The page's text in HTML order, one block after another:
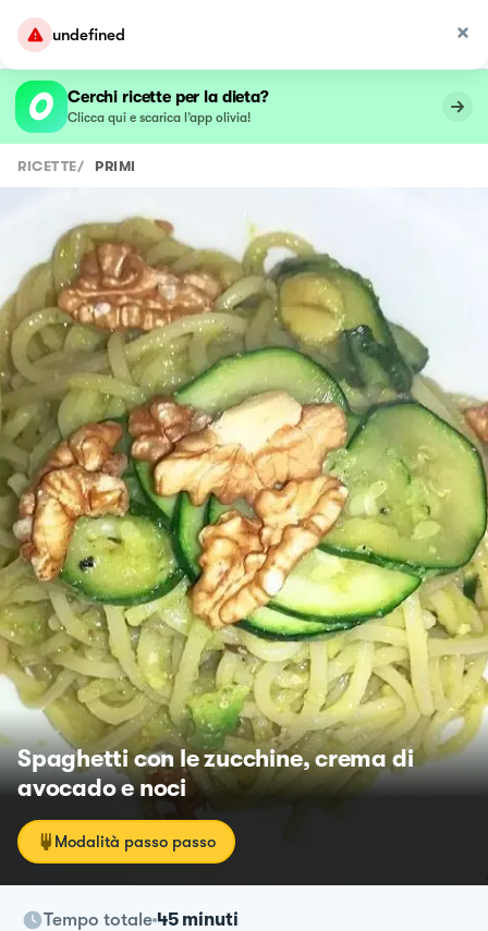
undefined
Cerchi ricette per la dieta?
Clicca qui e scarica l’app olivia!
RICETTE/ PRIMI
Spaghetti con le zucchine, crema di
avocado e noci
Modalità passo passo
Tempo totale 45 minuti